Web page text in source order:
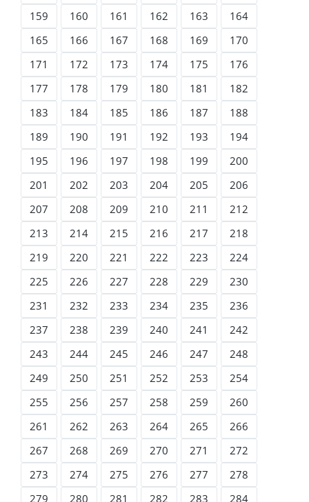
159
160 161 162 163
164
165
166 167 168 169
170
171
172 173 174 175
176
177
178 179 180 181
182
183
184 185 186 187
188
189
190 191 192 193
194
195
196 197 198 199
200
201
202 203 204 205
206
207
208 209 210 211
212
213
214 215 216 217
218
219
220 221 222 223
224
225
226 227 228 229
230
231
232 233 234 235
236
237
238 239 240 241
242
243
244 245 246 247
248
249
250 251 252 253
254
255
256 257 258 259
260
261
262 263 264 265
266
267
268 269 270 271
272
273
274 275 276 277
278
279
280 281 282 283
284